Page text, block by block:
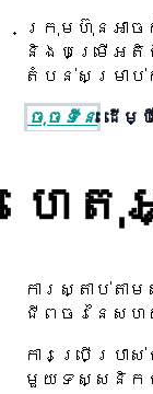
ក្រុមហ៊ុនអាច
និងបម្រើអតិ
តំបន់សម្រាប់
ចុចទីនេះ ដើម្
ហេតុ
ការស្តាប់ត
ជីពចរនៃសហ
ការប្រើប្រ
មួយទស្សនិកជ